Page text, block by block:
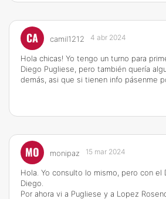
CA camil1212 4 abr 2024
Hola chicas! Yo tengo un turno para
Diego Pugliese, pero también quería
demás, asi que si tienen info pásenme
MO monipaz 15 mar 2024
Hola. Yo consulto lo mismo, pero con el
Diego.
Por ahora vi a Pugliese y a Lopez